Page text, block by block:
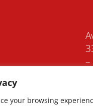
your browsing
–